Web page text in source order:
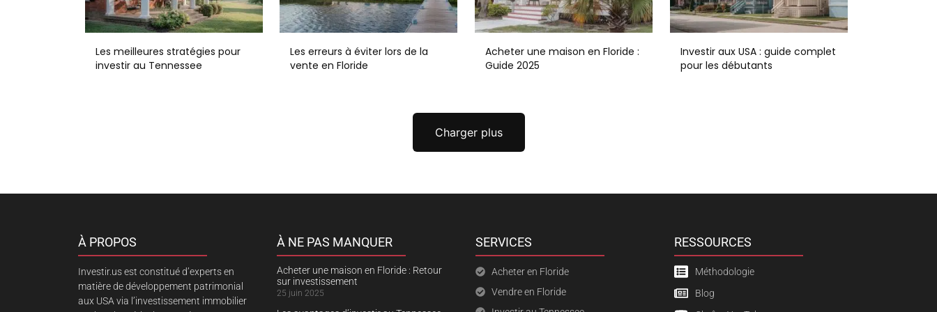
Les meilleures stratégies pour
investir au Tennessee
Les erreurs à éviter lors de la
vente en Floride
Acheter une maison en Floride :
Guide 2025
Investir aux USA : guide complet
pour les débutants
Charger plus
À PROPOS
Investir.us est constitué d’experts en
matière de développement patrimonial
aux USA via l’investissement immobilier
À NE PAS MANQUER
Acheter une maison en Floride : Retour
sur investissement
25 juin 2025
SERVICES
Acheter en Floride
Vendre en Floride
RESSOURCES
Méthodologie
Blog